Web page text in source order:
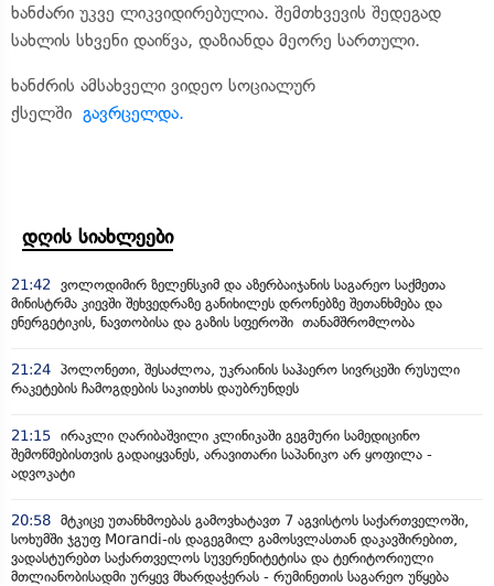
ხანძარი უკვე ლიკვიდირებულია. შემთხვევის შედეგად
სახლის სხვენი დაიწვა, დაზიანდა მეორე სართული.
ხანძრის ამსახველი ვიდეო სოციალურ
ქსელში გავრცელდა.
დღის სიახლეები
21:42
ვოლოდიმირ ზელენსკიმ და აზერბაიჯანის საგარეო საქმეთა
მინისტრმა კიევში შეხვედრაზე განიხილეს დრონებზე შეთანხმება და
ენერგეტიკის, ნავთობისა და გაზის სფეროში თანამშრომლობა
21:24 პოლონეთი, შესაძლოა, უკრაინის საჰაერო სივრცეში რუსული
რაკეტების ჩამოგდების საკითხს დაუბრუნდეს
21:15 ირაკლი ღარიბაშვილი კლინიკაში გეგმური სამედიცინო
შემოწმებისთვის გადაიყვანეს, არავითარი საპანიკო არ ყოფილა -
ადვოკატი
20:58 მტკიცე უთანხმოებას გამოვხატავთ 7 აგვისტოს საქართველოში,
სოხუმში ჯგუფ Morandi-ის დაგეგმილ გამოსვლასთან დაკავშირებით,
ვადასტურებთ საქართველოს სუვერენიტეტისა და ტერიტორიული
მთლიანობისადმი ურყევ მხარდაჭერას - რუმინეთის საგარეო უწყება